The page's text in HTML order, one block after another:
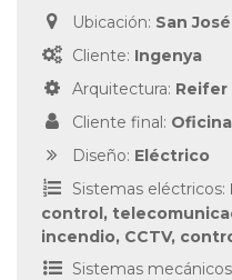
Ubicación: San
Cliente: Ingenya
Arquitectura:
Cliente final:
Diseño: Eléctrico
Sistemas eléctricos:
control,
incendio, CCTV,
Sistemas